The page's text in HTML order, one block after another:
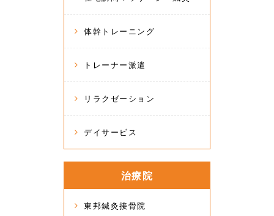
体幹トレーニング
トレーナー派遣
リラクゼーション
デイサービス
治療院
東邦鍼灸接骨院